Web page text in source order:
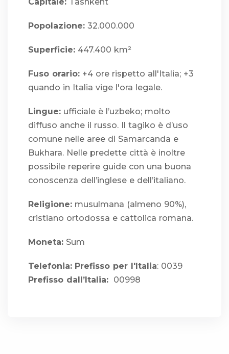
Popolazione: 32.000.000
Superficie: 447.400 km²
Fuso orario: +4 ore rispetto all'Italia; +3
quando in Italia vige l'ora legale.
Lingue: ufficiale è l’uzbeko; molto
diffuso anche il russo. Il tagiko è d’uso
comune nelle aree di Samarcanda e
Bukhara. Nelle predette città è inoltre
possibile reperire guide con una buona
conoscenza dell’inglese e dell’italiano.
Religione: musulmana (almeno 90%),
cristiano ortodossa e cattolica romana.
Moneta: Sum
Telefonia: Prefisso per l'Italia: 0039
Prefisso dall’Italia: 00998